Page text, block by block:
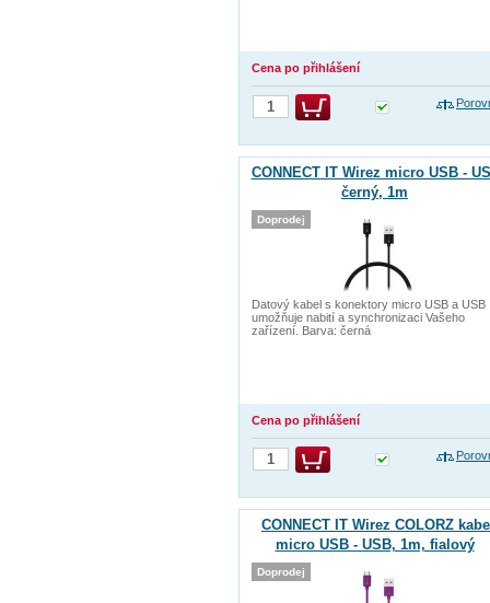
Cena po přihlášení
CONNECT IT Wirez micro USB -
černý, 1m
Datový kabel s konektory micro USB a USB
umožňuje nabití a synchronizaci Vašeho
zařízení. Barva: černá
Cena po přihlášení
Doprodej
CONNECT IT Wirez COLORZ
micro USB - USB, 1m, fialový
Doprodej